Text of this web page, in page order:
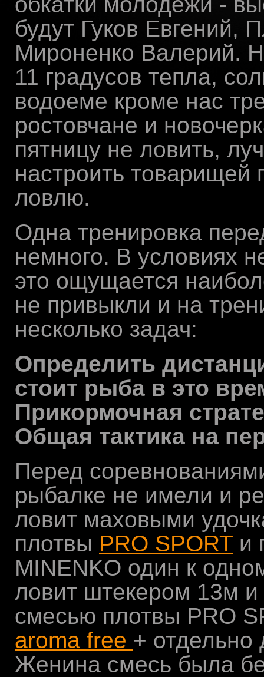
будут Гуков Евгений,
Мироненко Валерий.
11 градусов тепла,
водоеме кроме нас
ростовчане и
пятницу не ловить,
настроить
ловлю.
Одна тренировка
немного. В условиях
это ощущается
не привыкли и на
несколько задач:
Определить
стоит рыба в это
Прикормочная
Общая тактика на
Перед
рыбалке не имели и
ловит маховыми
плотвы PRO SPORT и
MINENKO один к
ловит штекером 13м и
смесью плотвы PRO
aroma free +
Женина смесь была